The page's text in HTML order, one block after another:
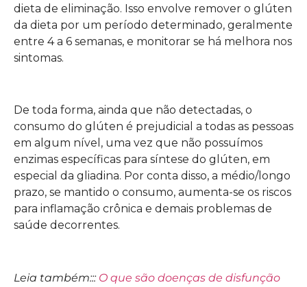
dieta de eliminação. Isso envolve remover o glúten
da dieta por um período determinado, geralmente
entre 4 a 6 semanas, e monitorar se há melhora nos
sintomas.
De toda forma, ainda que não detectadas, o
consumo do glúten é prejudicial a todas as pessoas
em algum nível, uma vez que não possuímos
enzimas específicas para síntese do glúten, em
especial da gliadina. Por conta disso, a médio/longo
prazo, se mantido o consumo, aumenta-se os riscos
para inflamação crônica e demais problemas de
saúde decorrentes.
Leia também::: O que são doenças de disfunção